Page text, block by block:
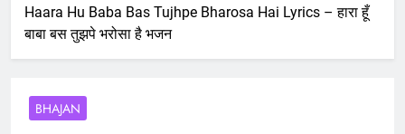
Haara Hu Baba Bas Tujhpe Bharosa Hai Lyrics – हारा हूँ
बाबा बस तुझपे भरोसा है भजन
BHAJAN